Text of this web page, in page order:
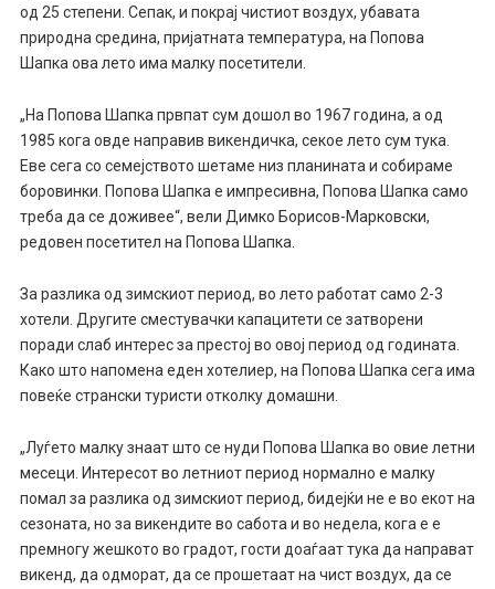
од 25 степени. Сепак, и покрај чистиот воздух, убавата
природна средина, пријатната температура, на Попова
Шапка ова лето има малку посетители.
„На Попова Шапка првпат сум дошол во 1967 година, а од
1985 кога овде направив викендичка, секое лето сум тука.
Еве сега со семејството шетаме низ планината и собираме
боровинки. Попова Шапка е импресивна, Попова Шапка само
треба да се доживее“, вели Димко Борисов-Марковски,
редовен посетител на Попова Шапка.
За разлика од зимскиот период, во лето работат само 2-3
хотели. Другите сместувачки капацитети се затворени
поради слаб интерес за престој во овој период од годината.
Како што напомена еден хотелиер, на Попова Шапка сега има
повеќе странски туристи отколку домашни.
„Луѓето малку знаат што се нуди Попова Шапка во овие летни
месеци. Интересот во летниот период нормално е малку
помал за разлика од зимскиот период, бидејќи не е во екот на
сезоната, но за викендите во сабота и во недела, кога е е
премногу жешкото во градот, гости доаѓаат тука да направат
викенд, да одморат, да се прошетаат на чист воздух, да се